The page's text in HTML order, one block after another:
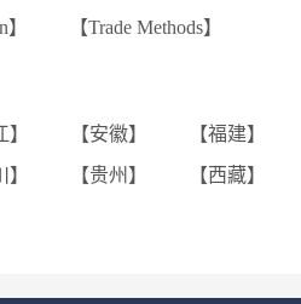
【Trade Methods】
】 【安徽】 【福建】
】 【贵州】 【西藏】